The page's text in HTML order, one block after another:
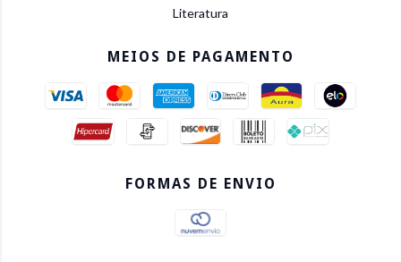
Literatura
MEIOS DE PAGAMENTO
FORMAS DE ENVIO